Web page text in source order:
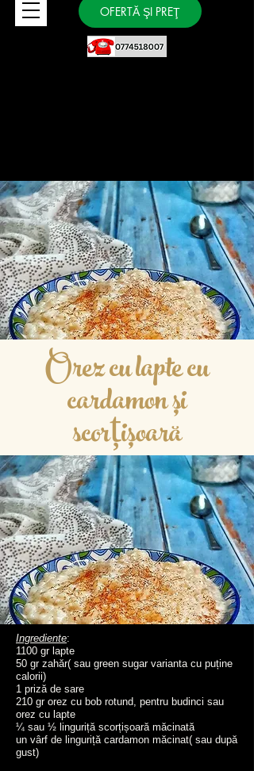
OFERTĂ ŞI PREŢ
Orez cu lapte cu
cardamon și
scorțișoară
Ingrediente:
1100 gr lapte
50 gr zahăr( sau green sugar varianta cu puține
calorii)
1 priză de sare
210 gr orez cu bob rotund, pentru budinci sau
orez cu lapte
¼ sau ½ linguriță scorțișoară măcinată
un vârf de linguriță cardamon măcinat( sau după
gust)